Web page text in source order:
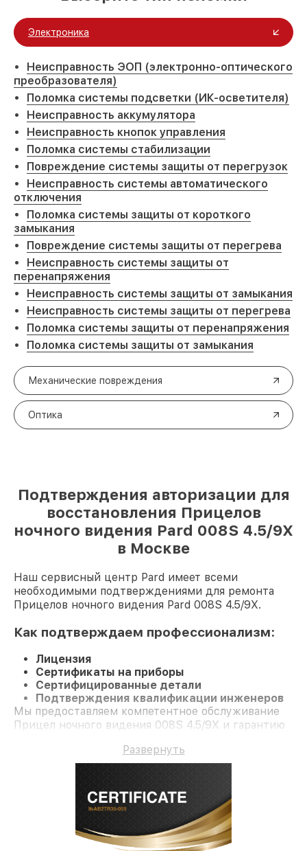
Электроника
Неисправность ЭОП (электронно-оптического
преобразователя)
Поломка системы подсветки (ИК-осветителя)
Неисправность аккумулятора
Неисправность кнопок управления
Поломка системы стабилизации
Повреждение системы защиты от перегрузок
Неисправность системы автоматического
отключения
Поломка системы защиты от короткого
замыкания
Повреждение системы защиты от перегрева
Неисправность системы защиты от
перенапряжения
Неисправность системы защиты от замыкания
Неисправность системы защиты от перегрева
Поломка системы защиты от перенапряжения
Поломка системы защиты от замыкания
Механические повреждения
Оптика
Подтверждения авторизации для
восстановления Прицелов
ночного видения Pard 008S 4.5/9X
в Москве
Наш сервисный центр Pard имеет всеми
необходимыми подтверждениями для ремонта
Прицелов ночного видения Pard 008S 4.5/9X.
Как подтверждаем профессионализм:
Лицензия
Сертификаты на приборы
Сертифицированные детали
Подтверждения квалификации инженеров
Мы предоставляем компетентное обслуживание
Прицел ночного видения 008S 4.5/9X и гарантию
Развернуть